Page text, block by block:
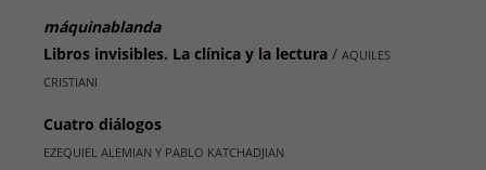
máquinablanda
Libros invisibles. La clínica y la lectura / AQUILES
CRISTIANI
Cuatro diálogos
EZEQUIEL ALEMIAN Y PABLO KATCHADJIAN